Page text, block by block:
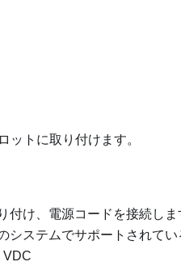
ットに取り付けます。
け、電源コードを接続し
ステムでサポートされてい
VDC